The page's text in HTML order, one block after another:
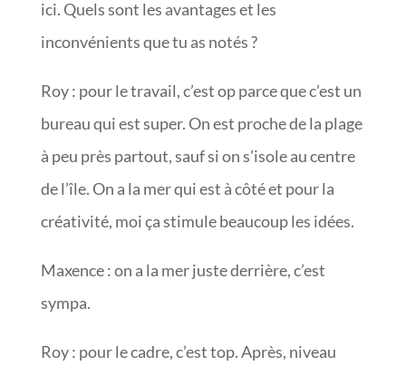
ici. Quels sont les avantages et les
inconvénients que tu as notés ?
Roy : pour le travail, c’est op parce que c’est un
bureau qui est super. On est proche de la plage
à peu près partout, sauf si on s’isole au centre
de l’île. On a la mer qui est à côté et pour la
créativité, moi ça stimule beaucoup les idées.
Maxence : on a la mer juste derrière, c’est
sympa.
Roy : pour le cadre, c’est top. Après, niveau